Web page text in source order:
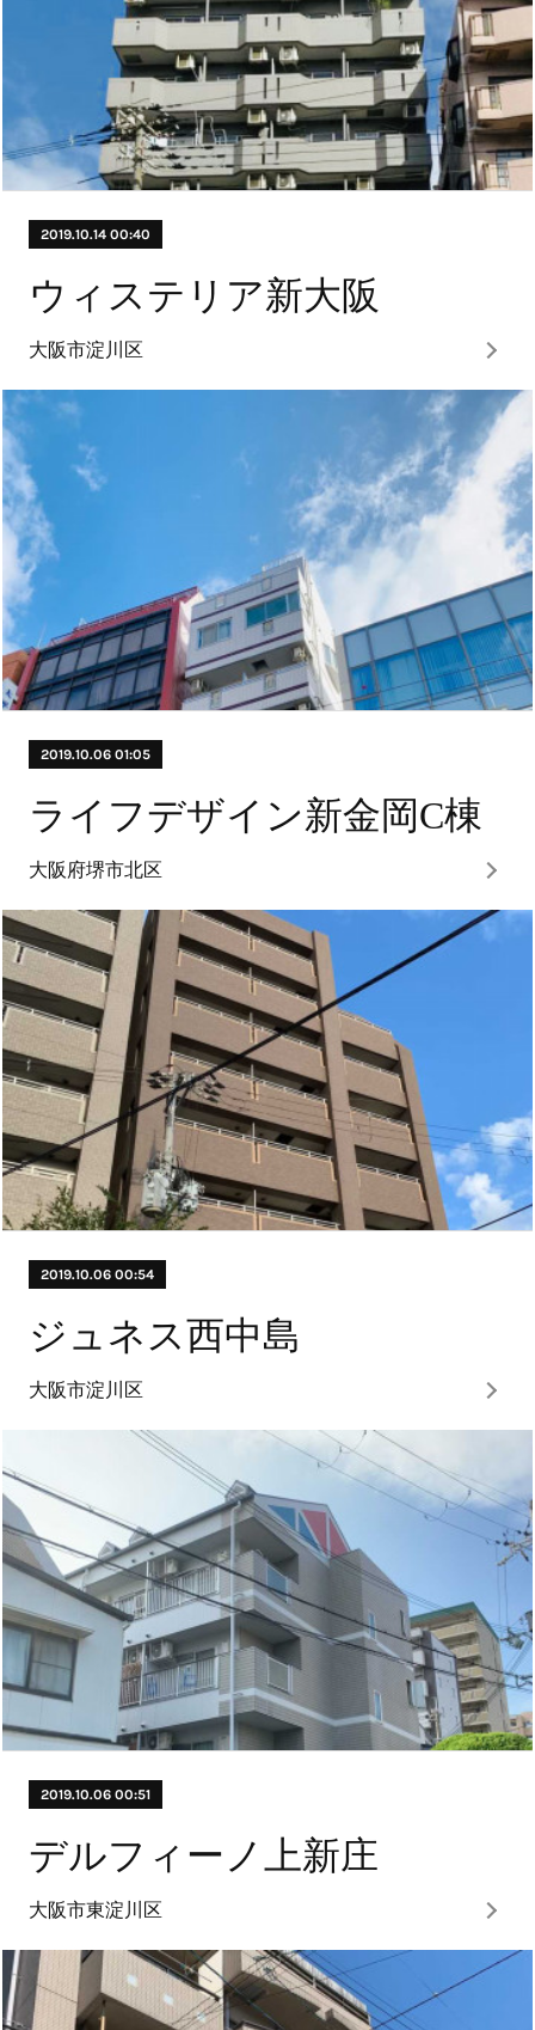
2019.10.14 00:40
ウィステリア新大阪
大阪市淀川区
2019.10.06 01:05
ライフデザイン新金岡C棟
大阪府堺市北区
2019.10.06 00:54
ジュネス西中島
大阪市淀川区
2019.10.06 00:51
デルフィーノ上新庄
大阪市東淀川区